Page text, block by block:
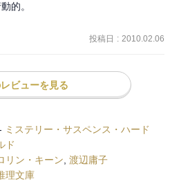
的。
投稿日 : 2010.02.06
ビューを見る
ミステリー・サスペンス・ハード
ド
リン・キーン, 渡辺庸子
理文庫